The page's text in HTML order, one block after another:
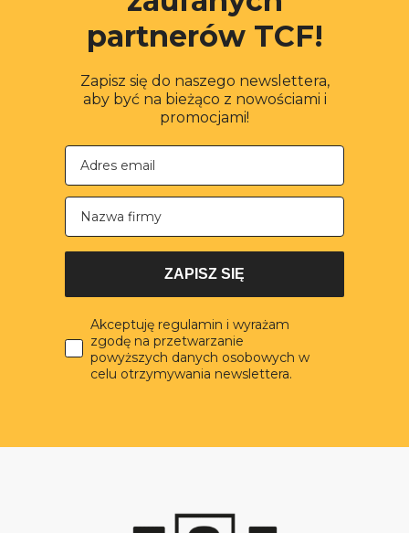
partnerów TCF!
Zapisz się do naszego newslettera,
aby być na bieżąco z nowościami i
promocjami!
Nazwa firmy
ZAPISZ SIĘ
Akceptuję regulamin i wyrażam
zgodę na przetwarzanie
powyższych danych osobowych w
celu otrzymywania newslettera.